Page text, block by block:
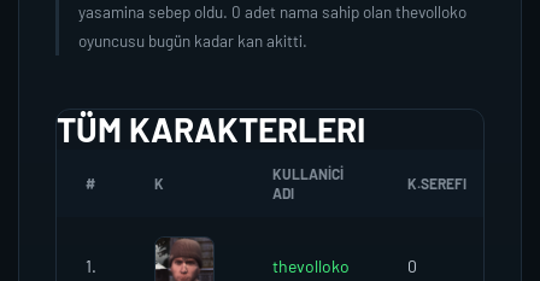
yasamina sebep oldu. 0 adet nama sahip olan thevolloko
oyuncusu bugün kadar kan akitti.
TÜM KARAKTERLERI
# K
KULLANICI
ADI
K.SEREFI
1. thevolloko 0